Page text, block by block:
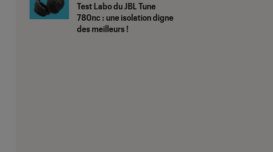
Test Labo du JBL Tune
780nc : une isolation digne
des meilleurs !